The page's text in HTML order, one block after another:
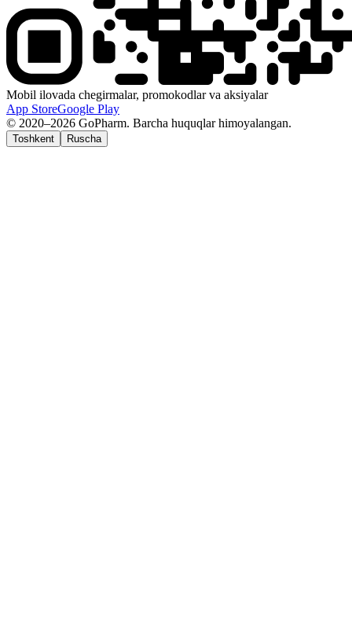
Mobil ilovada chegirmalar, promokodlar va aksiyalar
App StoreGoogle Play
© 2020–2026 GoPharm. Barcha huquqlar himoyalangan.
Toshkent Ruscha